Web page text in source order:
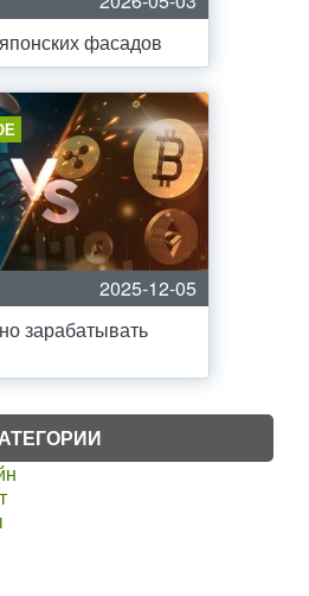
фасадов
2025-12-05
зарабатывать